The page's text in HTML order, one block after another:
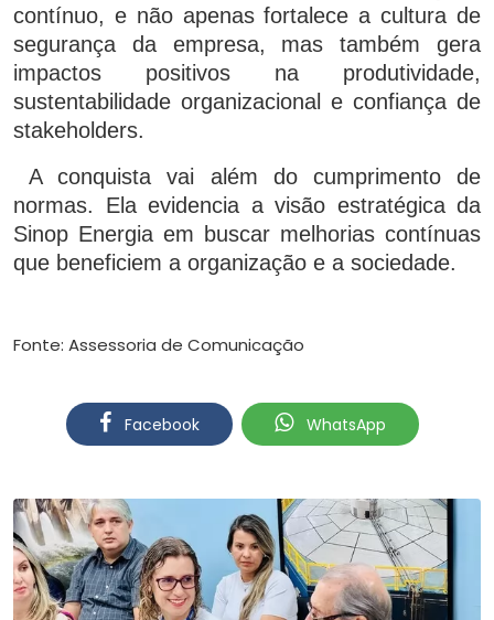
contínuo, e não apenas fortalece a cultura de
segurança da empresa, mas também gera
impactos positivos na produtividade,
sustentabilidade organizacional e confiança de
stakeholders.
A conquista vai além do cumprimento de
normas. Ela evidencia a visão estratégica da
Sinop Energia em buscar melhorias contínuas
que beneficiem a organização e a sociedade.
Fonte: Assessoria de Comunicação
Facebook WhatsApp